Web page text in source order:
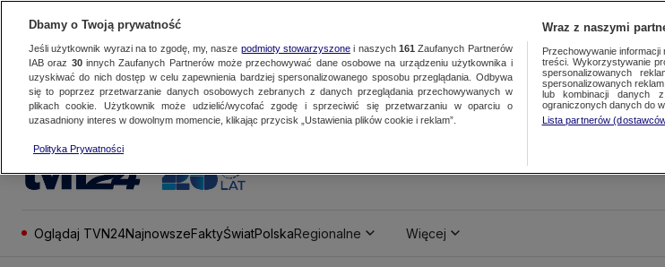
Oglądaj TVN24NajnowszeFaktyŚwiatPolskaRegionalne Więcej
Dbamy o Twoją prywatność
Jeśli użytkownik wyrazi na to zgodę, my, nasze podmioty stowarzyszonei naszych 161 Zaufanych Partnerów
IAB oraz 30innych Zaufanych Partnerów może przechowywać dane osobowe na urządzeniu użytkownika i
uzyskiwać do nich dostęp w celu zapewnienia bardziej spersonalizowanego sposobu przeglądania. Odbywa
się to poprzez przetwarzanie danych osobowych zebranych z danych przeglądania przechowywanych w
plikach cookie. Użytkownik może udzielić/wycofać zgodę i sprzeciwić się przetwarzaniu w oparciu o
uzasadniony interes w dowolnym momencie, klikając przycisk „Ustawienia plików cookie i reklam”.
Polityka Prywatności
Wraz z naszymi
Przechowywanie
treści. Wykorzystywanie
spersonalizowanych
spersonalizowanych
lub kombinacji danych
ograniczonych danych do
Lista partnerów